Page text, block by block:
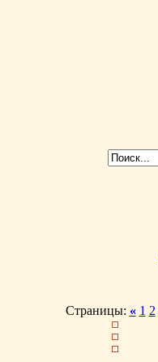
Страницы: « 1 2